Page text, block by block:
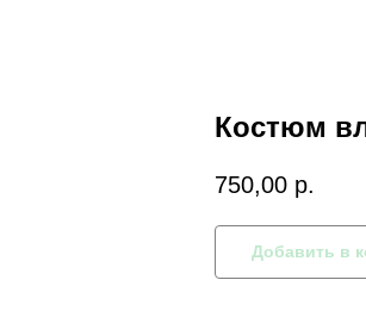
Костюм
750,00 р.
Добавить в